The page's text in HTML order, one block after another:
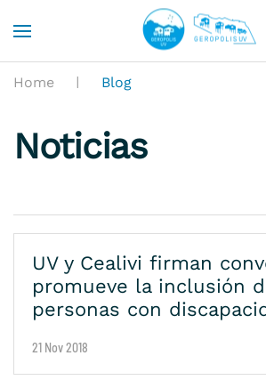
Skip to main content
Home Blog
Noticias
UV y Cealivi firman
promueve la inclusión
personas con
21 Nov 2018